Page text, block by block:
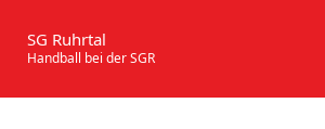
Inhalt
springen
SG Ruhrtal
Handball bei der SGR